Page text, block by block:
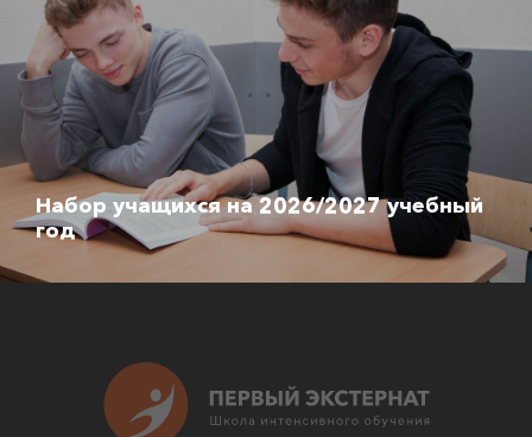
Набор учащихся на 2026/2027 учебный
год